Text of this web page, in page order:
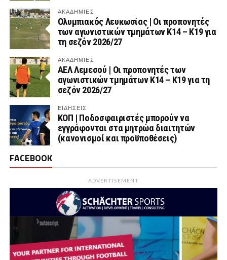
ΑΚΑΔΗΜΙΕΣ
Ολυμπιακός Λευκωσίας | Οι προπονητές
των αγωνιστικών τμημάτων Κ14 – Κ19 για
τη σεζόν 2026/27
ΑΚΑΔΗΜΙΕΣ
ΑΕΛ Λεμεσού | Οι προπονητές των
αγωνιστικών τμημάτων Κ14 – Κ19 για τη
σεζόν 2026/27
ΕΙΔΗΣΕΙΣ
ΚΟΠ | Ποδοσφαιριστές μπορούν να
εγγράφονται στα μητρώα διαιτητών
(κανονισμοί και προϋποθέσεις)
FACEBOOK
ADVERTISEMENT